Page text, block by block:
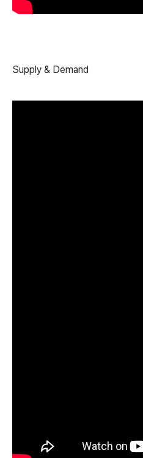
Supply & Demand